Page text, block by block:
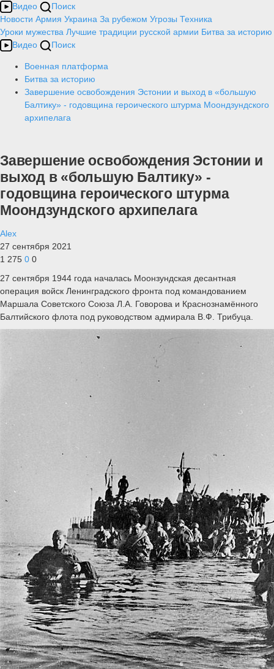
Видео
Поиск
Новости Армия Украина За рубежом Угрозы Техника
Уроки мужества Лучшие традиции русской армии Битва за историю
Видео
Поиск
Военная платформа
Битва за историю
Завершение освобождения Эстонии и выход в «большую
Балтику» - годовщина героического штурма Моондзундского
архипелага
Завершение освобождения Эстонии и
выход в «большую Балтику» -
годовщина героического штурма
Моондзундского архипелага
Alex
27 сентября 2021
1 275 0 0
27 сентября 1944 года началась Моонзундская десантная
операция войск Ленинградского фронта под командованием
Маршала Советского Союза Л.А. Говорова и Краснознамённого
Балтийского флота под руководством адмирала В.Ф. Трибуца.